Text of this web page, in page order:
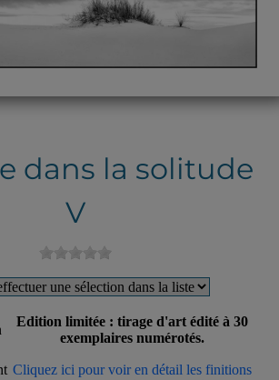
dans la solitude
V
Edition limitée : tirage d'art édité à 30
exemplaires numérotés.
Cliquez ici pour voir en détail les finitions